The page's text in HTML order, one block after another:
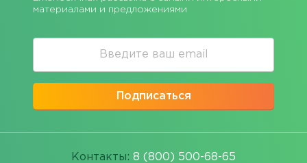
материалами и предложениями
Подписаться
Контакты: 8 (800) 500-68-65